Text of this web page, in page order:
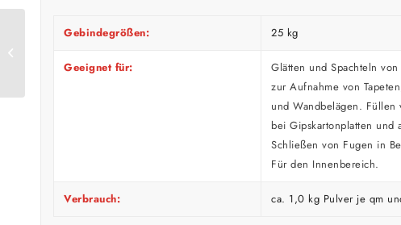
Gebindegrößen: 25 kg
Geeignet für:
Glätten und Spachteln
zur Aufnahme von
und Wandbelägen. Füllen
bei Gipskartonplatten und
Schließen von Fugen in
Für den Innenbereich.
Verbrauch: ca. 1,0 kg Pulver je qm